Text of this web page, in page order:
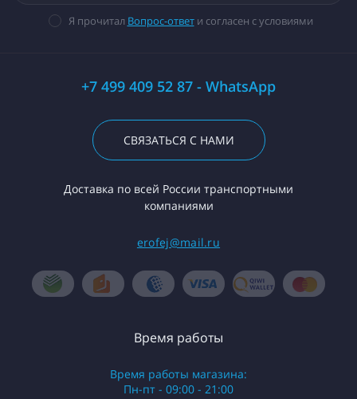
Я прочитал Вопрос-ответи согласен с условиями
+7 499 409 52 87 - WhatsApp
СВЯЗАТЬСЯ С НАМИ
Доставка по всей России транспортными
компаниями
erofej@mail.ru
Время работы
Время работы магазина:
Пн-пт - 09:00 - 21:00